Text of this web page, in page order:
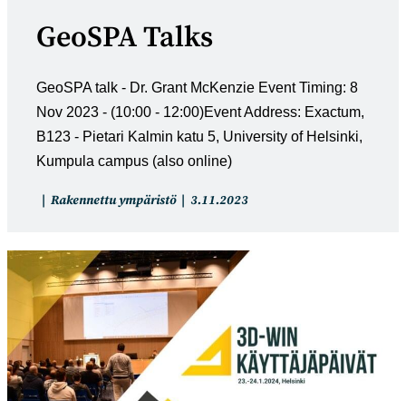
GeoSPA Talks
GeoSPA talk - Dr. Grant McKenzie Event Timing: 8
Nov 2023 - (10:00 - 12:00)Event Address: Exactum,
B123 - Pietari Kalmin katu 5, University of Helsinki,
Kumpula campus (also online)
Artikkelin
Rakennettu ympäristö
Artikkeli
3.11.2023